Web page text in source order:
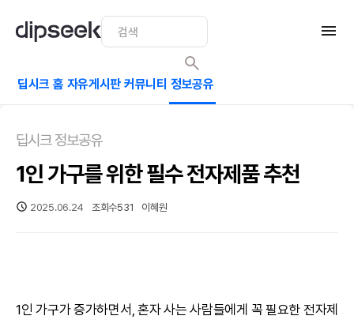
딥시크 홈 자유게시판 커뮤니티 정보공유
딥시크 정보공유
1인 가구를 위한 필수 전자제품 추천
2025.06.24 조회수531 이혜원
1인 가구가 증가하면서, 혼자 사는 사람들에게 꼭 필요한 전자제